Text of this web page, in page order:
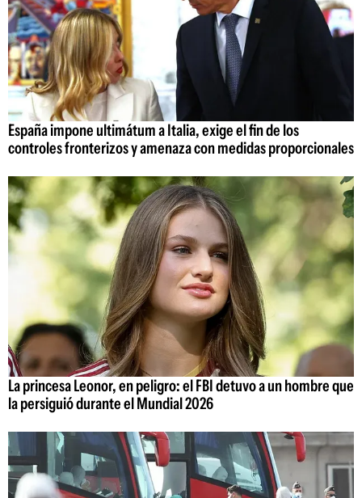
España impone ultimátum a Italia, exige el fin de los
controles fronterizos y amenaza con medidas proporcionales
La princesa Leonor, en peligro: el FBI detuvo a un hombre que
la persiguió durante el Mundial 2026